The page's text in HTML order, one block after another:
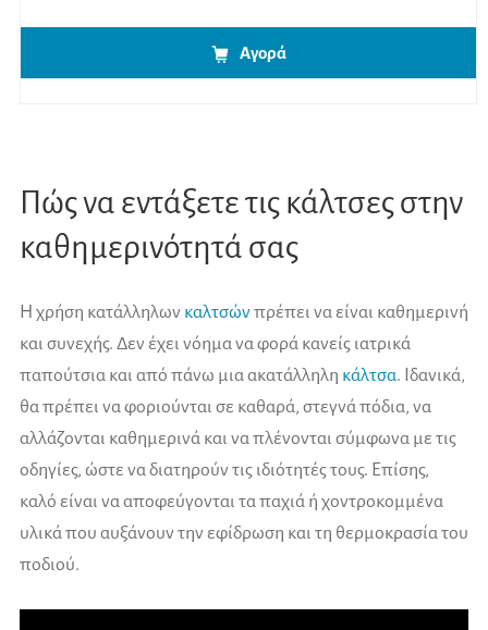
Αγορά
Πώς να εντάξετε τις κάλτσες στην
καθημερινότητά σας
Η χρήση κατάλληλων καλτσών πρέπει να είναι καθημερινή
και συνεχής. Δεν έχει νόημα να φορά κανείς ιατρικά
παπούτσια και από πάνω μια ακατάλληλη κάλτσα. Ιδανικά,
θα πρέπει να φοριούνται σε καθαρά, στεγνά πόδια, να
αλλάζονται καθημερινά και να πλένονται σύμφωνα με τις
οδηγίες, ώστε να διατηρούν τις ιδιότητές τους. Επίσης,
καλό είναι να αποφεύγονται τα παχιά ή χοντροκομμένα
υλικά που αυξάνουν την εφίδρωση και τη θερμοκρασία του
ποδιού.